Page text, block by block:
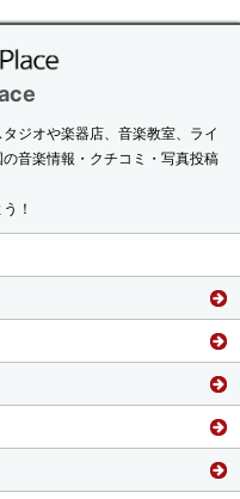
ジオや楽器店、音楽教室、ライ
音楽情報・クチコミ・写真投稿
！